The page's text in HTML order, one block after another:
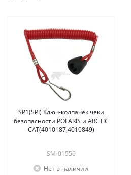
SP1(SPI) Ключ-колпачёк чеки
безопасности POLARIS и ARCTIC
CAT(4010187,4010849)
SM-01556
Нет в наличии